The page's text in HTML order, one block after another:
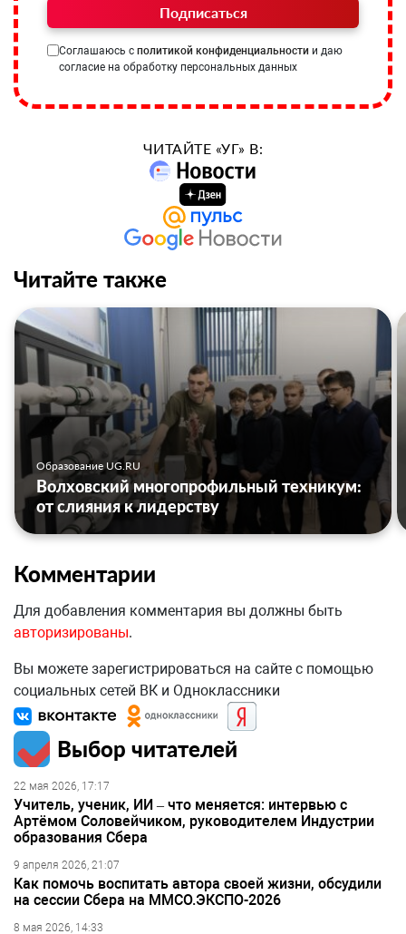
Подписаться
Соглашаюсь с политикой конфиденциальности и даю
согласие на обработку персональных данных
ЧИТАЙТЕ «УГ» В:
Читайте также
Образование UG.RU
Волховский многопрофильный техникум:
от слияния к лидерству
Комментарии
Для добавления комментария вы должны быть
авторизированы.
Вы можете зарегистрироваться на сайте с помощью
социальных сетей ВК и Одноклассники
Выбор читателей
22 мая 2026, 17:17
Учитель, ученик, ИИ – что меняется: интервью с
Артёмом Соловейчиком, руководителем Индустрии
образования Сбера
9 апреля 2026, 21:07
Как помочь воспитать автора своей жизни, обсудили
на сессии Сбера на ММСО.ЭКСПО-2026
8 мая 2026, 14:33